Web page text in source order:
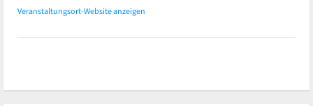
Veranstaltungsort-Website anzeigen